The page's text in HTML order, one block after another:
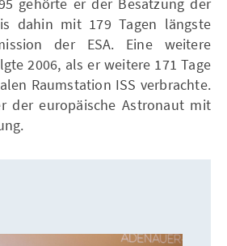
dahin mit 179 Tagen längste
der ESA. Eine weitere
2006, als er weitere 171 Tage
Raumstation ISS verbrachte.
der europäische Astronaut mit